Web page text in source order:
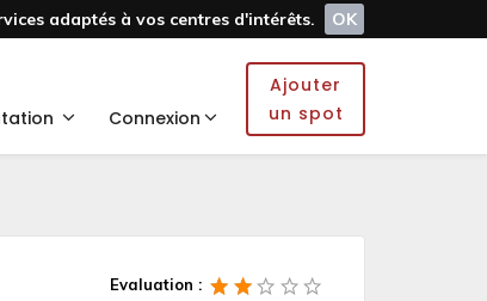
adaptés à vos centres d'intérêts.
OK
Connexion
Ajouter
un spot
Evaluation :